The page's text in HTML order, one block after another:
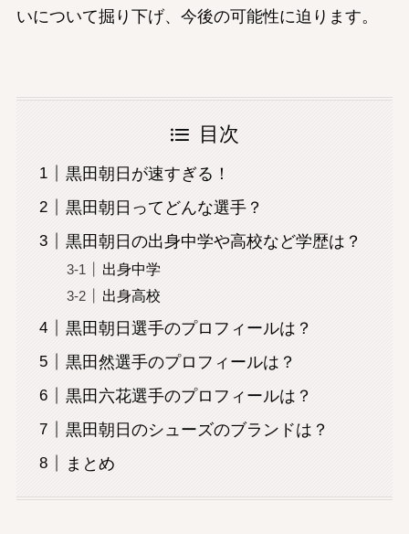
いについて掘り下げ、今後の可能性に迫ります。
目次
黒田朝日が速すぎる！
黒田朝日ってどんな選手？
黒田朝日の出身中学や高校など学歴は？
出身中学
出身高校
黒田朝日選手のプロフィールは？
黒田然選手のプロフィールは？
黒田六花選手のプロフィールは？
黒田朝日のシューズのブランドは？
まとめ